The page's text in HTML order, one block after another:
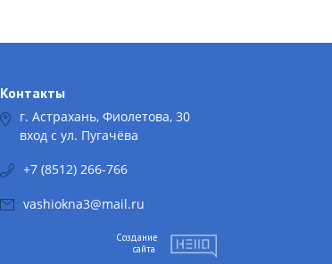
Контакты
г. Астрахань, Фиолетова, 30
вход с ул. Пугачёва
+7 (8512) 266-766
vashiokna3@mail.ru
Создание
сайта